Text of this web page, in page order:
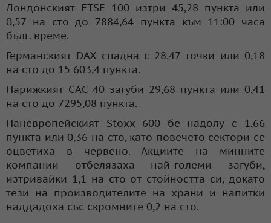
Лондонският FTSE 100 изтри 45,28 пункта или
0,57 на сто до 7884,64 пункта към 11:00 часа
бълг. време.
Германският DAX спадна с 28,47 точки или 0,18
на сто до 15 603,4 пункта.
Парижкият CAC 40 загуби 29,68 пункта или 0,41
на сто до 7295,08 пункта.
Паневропейският Stoxx 600 бе надолу с 1,66
пункта или 0,36 на сто, като повечето сектори се
оцветиха в червено. Акциите на минните
компании отбелязаха най-големи загуби,
изтривайки 1,1 на сто от стойността си, докато
тези на производителите на храни и напитки
наддадоха със скромните 0,2 на сто.